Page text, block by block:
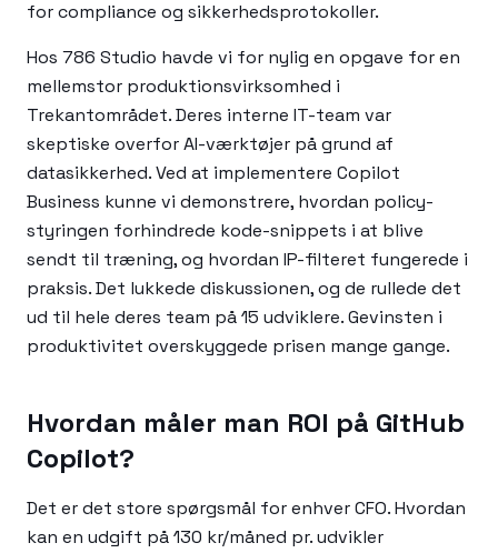
for compliance og sikkerhedsprotokoller.
Hos 786 Studio havde vi for nylig en opgave for en
mellemstor produktionsvirksomhed i
Trekantområdet. Deres interne IT-team var
skeptiske overfor AI-værktøjer på grund af
datasikkerhed. Ved at implementere Copilot
Business kunne vi demonstrere, hvordan policy-
styringen forhindrede kode-snippets i at blive
sendt til træning, og hvordan IP-filteret fungerede i
praksis. Det lukkede diskussionen, og de rullede det
ud til hele deres team på 15 udviklere. Gevinsten i
produktivitet overskyggede prisen mange gange.
Hvordan måler man ROI på GitHub
Copilot?
Det er det store spørgsmål for enhver CFO. Hvordan
kan en udgift på 130 kr/måned pr. udvikler